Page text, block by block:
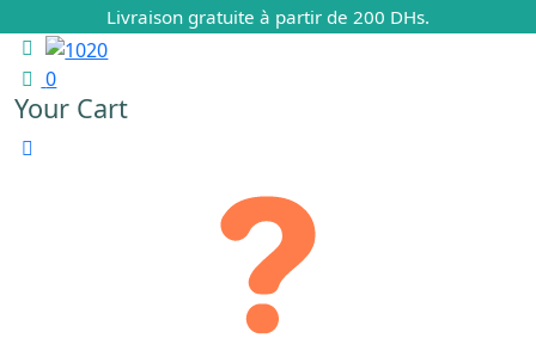
Livraison gratuite à partir de 200 DHs.
0
Your Cart